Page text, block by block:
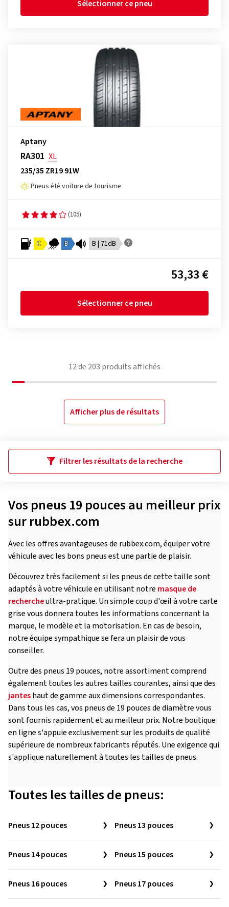
Sélectionner ce pneu
Aptany
RA301 XL
235/35 ZR19 91W
Pneus été voiture de tourisme
(105)
C B B | 71dB
53,33 €
Sélectionner ce pneu
12de 203 produits affichés
Afficher plus de résultats
Filtrer les résultats de la recherche
Vos pneus 19 pouces au meilleur prix
sur rubbex.com
Avec les offres avantageuses de rubbex.com, équiper votre
véhicule avec les bons pneus est une partie de plaisir.
Découvrez très facilement si les pneus de cette taille sont
adaptés à votre véhicule en utilisant notre masque de
rechercheultra-pratique. Un simple coup d'œil à votre carte
grise vous donnera toutes les informations concernant la
marque, le modèle et la motorisation. En cas de besoin,
notre équipe sympathique se fera un plaisir de vous
conseiller.
Outre des pneus 19 pouces, notre assortiment comprend
également toutes les autres tailles courantes, ainsi que des
janteshaut de gamme aux dimensions correspondantes.
Dans tous les cas, vos pneus de 19 pouces de diamètre vous
sont fournis rapidement et au meilleur prix. Notre boutique
en ligne s'appuie exclusivement sur les produits de qualité
supérieure de nombreux fabricants réputés. Une exigence qui
s'applique naturellement à toutes les tailles de pneus.
Toutes les tailles de pneus:
Pneus 12 pouces Pneus 13 pouces
Pneus 14 pouces Pneus 15 pouces
Pneus 16 pouces Pneus 17 pouces